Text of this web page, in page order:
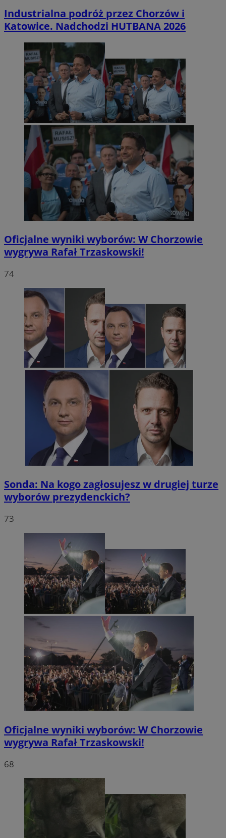
Industrialna podróż przez Chorzów i
Katowice. Nadchodzi HUTBANA 2026
Oficjalne wyniki wyborów: W Chorzowie
wygrywa Rafał Trzaskowski!
74
Sonda: Na kogo zagłosujesz w drugiej turze
wyborów prezydenckich?
73
Oficjalne wyniki wyborów: W Chorzowie
wygrywa Rafał Trzaskowski!
68